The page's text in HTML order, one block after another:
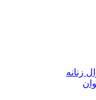
زنانه